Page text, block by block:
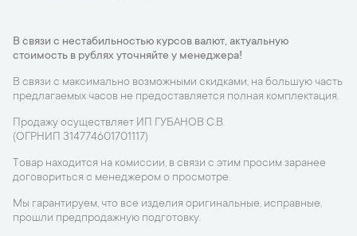
В связи с нестабильностью курсов валют, актуальную
стоимость в рублях уточняйте у менеджера!
В связи с максимально возможными скидками, на большую часть
предлагаемых часов не предоставляется полная комплектация.
Продажу осуществляет ИП ГУБАНОВ С.В.
(ОГРНИП 314774601701117)
Товар находится на комиссии, в связи с этим просим заранее
договориться с менеджером о просмотре.
Мы гарантируем, что все изделия оригинальные, исправные,
прошли предпродажную подготовку.